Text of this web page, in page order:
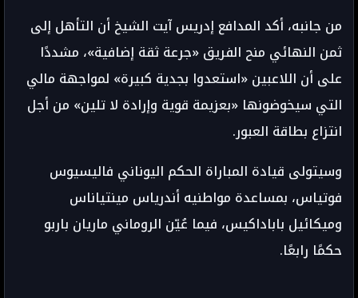
من جانبه، أكد المدافع إدريس آيت الشيخ أن التأهل إلى
ثمن النهائي منح الفريق «جرعة ثقة إضافية»، مشددًا
على أن اللاعبين «استعدوا بجدية كبيرة» لمواجهة مالي
التي سيخوضونها «بعزيمة قوية وإرادة لا تلين» من أجل
انتزاع بطاقة العبور.
وسيتولى قيادة المباراة الحكم اليوناني فاليسيوس
فوتياس، بمساعدة مواطنيه أندرياس مينتياناس
وميكائيل باباداكيس، فيما عُيّن الروماني ماريان باربو
حكمًا رابعًا.